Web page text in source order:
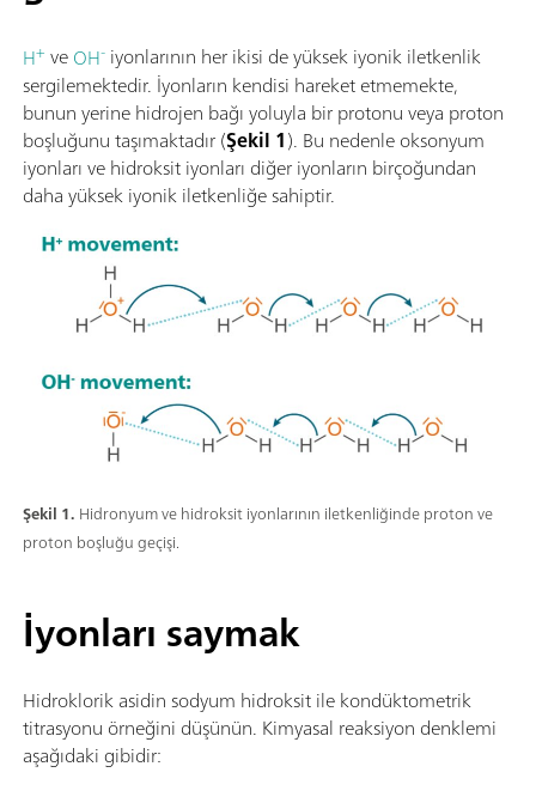
H+ veOH- iyonlarının her ikisi de yüksek iyonik iletkenlik
sergilemektedir. İyonların kendisi hareket etmemekte,
bunun yerine hidrojen bağı yoluyla bir protonu veya proton
boşluğunu taşımaktadır (Şekil 1). Bu nedenle oksonyum
iyonları ve hidroksit iyonları diğer iyonların birçoğundan
daha yüksek iyonik iletkenliğe sahiptir.
Şekil 1. Hidronyum ve hidroksit iyonlarının iletkenliğinde proton ve
proton boşluğu geçişi.
İyonları saymak
Hidroklorik asidin sodyum hidroksit ile kondüktometrik
titrasyonu örneğini düşünün. Kimyasal reaksiyon denklemi
aşağıdaki gibidir: